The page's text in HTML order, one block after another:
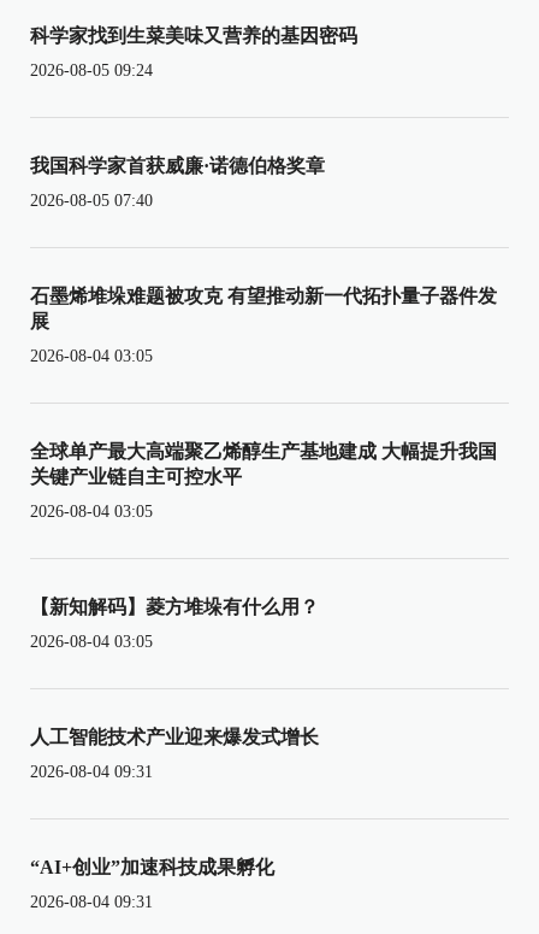
科学家找到生菜美味又营养的基因密码
2026-08-05 09:24
我国科学家首获威廉·诺德伯格奖章
2026-08-05 07:40
石墨烯堆垛难题被攻克 有望推动新一代拓扑量子器件发
展
2026-08-04 03:05
全球单产最大高端聚乙烯醇生产基地建成 大幅提升我国
关键产业链自主可控水平
2026-08-04 03:05
【新知解码】菱方堆垛有什么用？
2026-08-04 03:05
人工智能技术产业迎来爆发式增长
2026-08-04 09:31
“AI+创业”加速科技成果孵化
2026-08-04 09:31